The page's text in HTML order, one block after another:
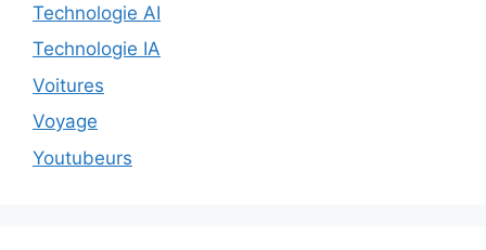
Technologie AI
Technologie IA
Voitures
Voyage
Youtubeurs